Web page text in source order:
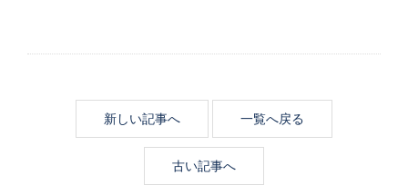
新しい記事へ 一覧へ戻る
古い記事へ